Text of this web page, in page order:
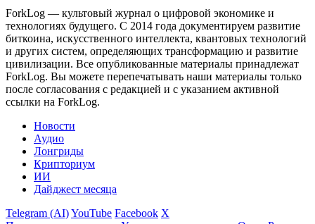
ForkLog — культовый журнал о цифровой экономике и
технологиях будущего. С 2014 года документируем развитие
биткоина, искусственного интеллекта, квантовых технологий
и других систем, определяющих трансформацию и развитие
цивилизации. Все опубликованные материалы принадлежат
ForkLog. Вы можете перепечатывать наши материалы только
после согласования с редакцией и с указанием активной
ссылки на ForkLog.
Новости
Аудио
Лонгриды
Крипториум
ИИ
Дайджест месяца
Telegram (AI)YouTube Facebook X